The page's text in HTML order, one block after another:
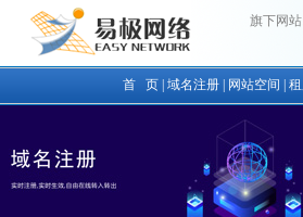
旗下网
首 页 域名注册 网站空间